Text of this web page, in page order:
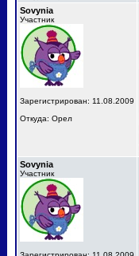
Sovynia
Участник
Зарегистрирован: 11.08.2009
Откуда: Орел
Sovynia
Участник